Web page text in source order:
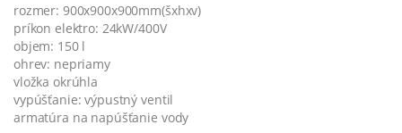
rozmer: 900x900x900mm(šxhxv)
príkon elektro: 24kW/400V
objem: 150 l
ohrev: nepriamy
vložka okrúhla
vypúšťanie: výpustný ventil
armatúra na napúšťanie vody